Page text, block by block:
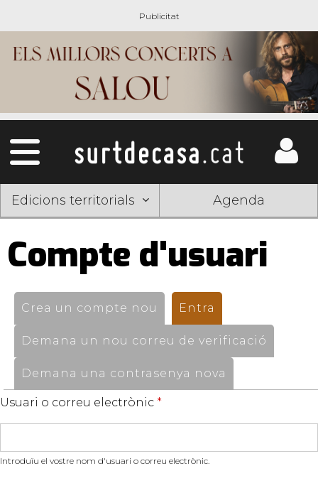
Edicions territorials Agenda
Compte d'usuari
Pestanyes
primàries
Crea un compte nou Entra
Demana un nou correu de verificació
Demana una contrasenya nova
Usuari o correu electrònic *
Introduïu el vostre nom d'usuari o correu electrònic.